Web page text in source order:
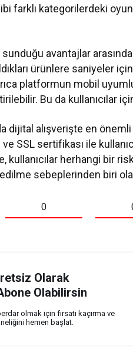
farklı kategorilerdeki
avantajlar
ürünlere saniyeler
platformun mobil
Bu da kullanıcılar
dijital alışverişte en
SSL sertifikası ile
kullanıcılar herhangi bir
sebeplerinden biri
0
Olarak
Olabilirsin
olmak için fırsatı kaçırma ve
hemen başlat.